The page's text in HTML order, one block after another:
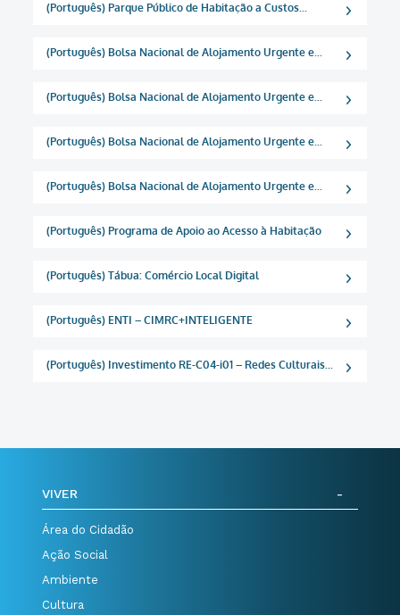
(Português) Parque Público de Habitação a Custos...
(Português) Bolsa Nacional de Alojamento Urgente e...
(Português) Bolsa Nacional de Alojamento Urgente e...
(Português) Bolsa Nacional de Alojamento Urgente e...
(Português) Bolsa Nacional de Alojamento Urgente e...
(Português) Programa de Apoio ao Acesso à Habitação
(Português) Tábua: Comércio Local Digital
(Português) ENTI – CIMRC+INTELIGENTE
(Português) Investimento RE-C04-i01 – Redes Culturais...
VIVER
Área do Cidadão
Ação Social
Ambiente
Cultura